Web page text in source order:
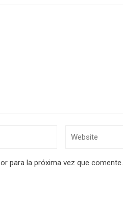
para la próxima vez que comente.